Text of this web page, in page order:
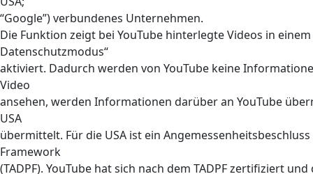
“Google”) verbundenes Unternehmen.
Die Funktion zeigt bei YouTube hinterlegte Videos in
Datenschutzmodus“
aktiviert. Dadurch werden von YouTube keine
Video
ansehen, werden Informationen darüber an YouTube
USA
übermittelt. Für die USA ist ein
Framework
(TADPF). YouTube hat sich nach dem TADPF zertifiziert